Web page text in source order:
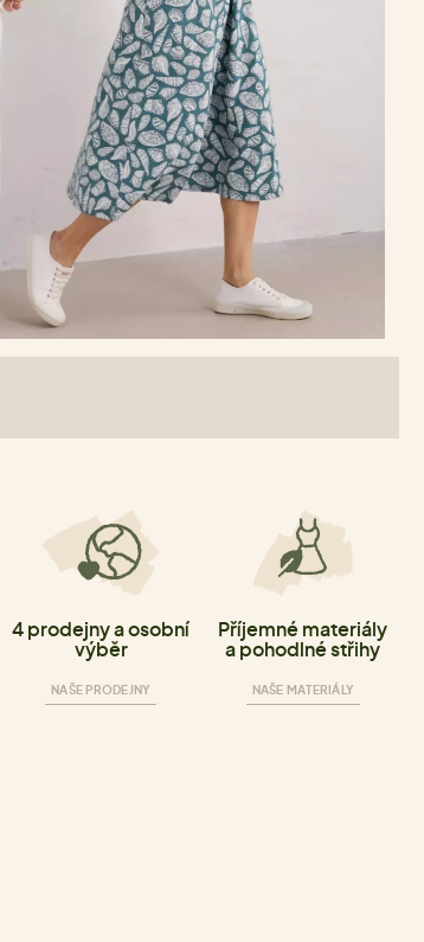
4 prodejny a osobní
výběr
NAŠE PRODEJNY
Příjemné materiály
a pohodlné střihy
NAŠE MATERIÁLY